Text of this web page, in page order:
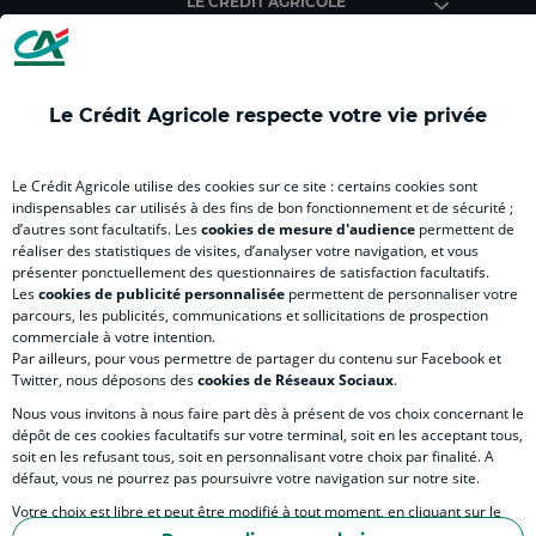
Le Crédit Agricole respecte votre vie privée
Le Crédit Agricole utilise des cookies sur ce site : certains cookies sont
indispensables car utilisés à des fins de bon fonctionnement et de sécurité ;
d’autres sont facultatifs. Lescookies de mesure d'audience permettent de
réaliser des statistiques de visites, d’analyser votre navigation, et vous
présenter ponctuellement des questionnaires de satisfaction facultatifs.
Lescookies de publicité personnalisée permettent de personnaliser votre
parcours, les publicités, communications et sollicitations de prospection
commerciale à votre intention.
Par ailleurs, pour vous permettre de partager du contenu sur Facebook et
Twitter, nous déposons descookies de Réseaux Sociaux.
Nous vous invitons à nous faire part dès à présent de vos choix concernant le
dépôt de ces cookies facultatifs sur votre terminal, soit en les acceptant tous,
soit en les refusant tous, soit en personnalisant votre choix par finalité. A
défaut, vous ne pourrez pas poursuivre votre navigation sur notre site.
Votre choix est libre et peut être modifié à tout moment, en cliquant sur le
(
nouvel
onglet
)
(
)
(
)
(
)
(
)
RELATION BANQUE CLIENT
SITES SPECIALISES
Accessibilité numérique du site
MENTIONS LÉGALES